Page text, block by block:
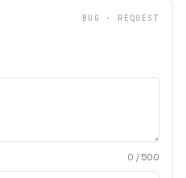
BUG · REQUEST
0 / 500